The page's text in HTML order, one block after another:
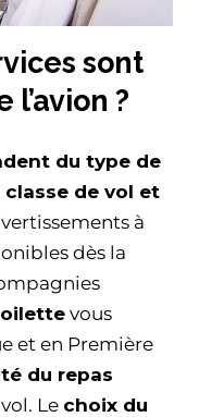
sont
?
du type de
de vol et
à
dès la
vous
et en Première
du repas
Le choix du